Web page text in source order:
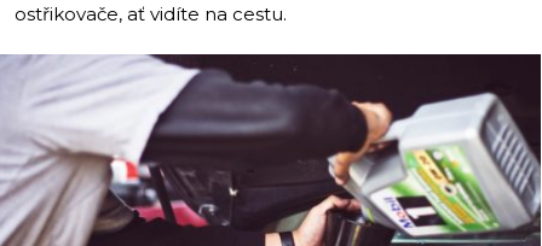
ostřikovače, ať vidíte na cestu.